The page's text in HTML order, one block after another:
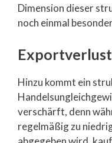
Dimension dieser
noch einmal
Hinzu kommt ein
verschärft, denn
regelmäßig zu